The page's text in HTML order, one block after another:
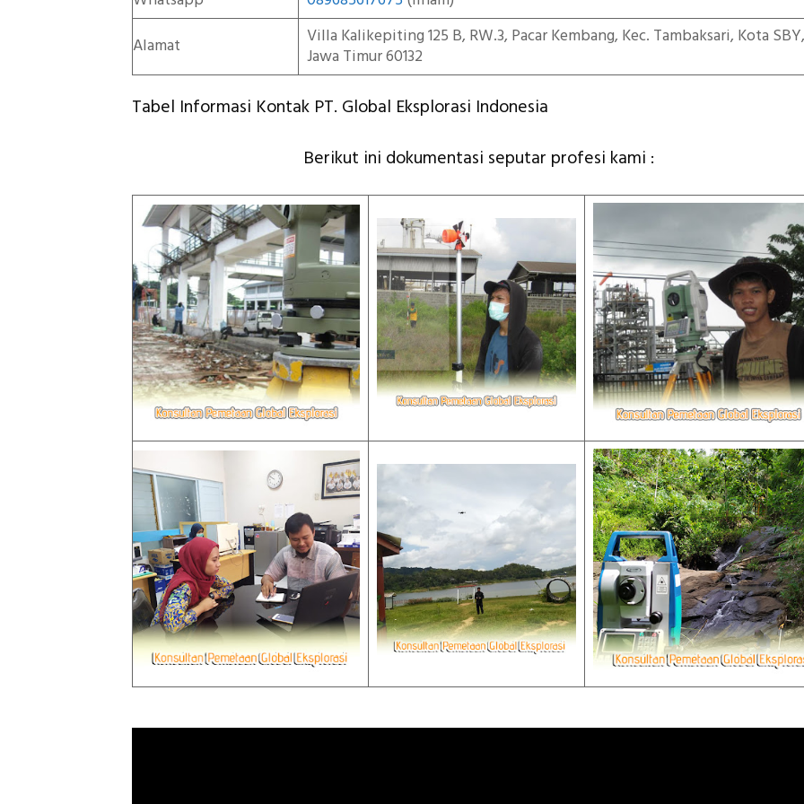
Alamat
Villa Kalikepiting 125 B, RW.3, Pacar Kembang, Kec. Tambaksari, Kota SBY,
Jawa Timur 60132
Tabel Informasi Kontak PT. Global Eksplorasi Indonesia
Berikut ini dokumentasi seputar profesi kami :